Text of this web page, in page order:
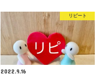
リピート
2022.9.16